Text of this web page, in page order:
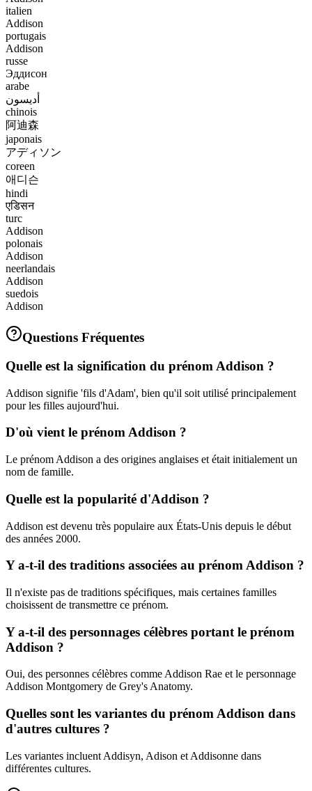
italien
Addison
portugais
Addison
russe
Эддисон
arabe
أديسون
chinois
阿迪森
japonais
アディソン
coreen
애디슨
hindi
एडिसन
turc
Addison
polonais
Addison
neerlandais
Addison
suedois
Addison
Questions Fréquentes
Quelle est la signification du prénom Addison ?
Addison signifie 'fils d'Adam', bien qu'il soit utilisé principalement
pour les filles aujourd'hui.
D'où vient le prénom Addison ?
Le prénom Addison a des origines anglaises et était initialement un
nom de famille.
Quelle est la popularité d'Addison ?
Addison est devenu très populaire aux États-Unis depuis le début
des années 2000.
Y a-t-il des traditions associées au prénom Addison ?
Il n'existe pas de traditions spécifiques, mais certaines familles
choisissent de transmettre ce prénom.
Y a-t-il des personnages célèbres portant le prénom
Addison ?
Oui, des personnes célèbres comme Addison Rae et le personnage
Addison Montgomery de Grey's Anatomy.
Quelles sont les variantes du prénom Addison dans
d'autres cultures ?
Les variantes incluent Addisyn, Adison et Addisonne dans
différentes cultures.